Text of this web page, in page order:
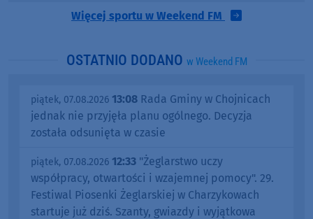
Więcej sportu w Weekend FM
OSTATNIO DODANO w Weekend FM
piątek, 07.08.2026 13:08 Rada Gminy w Chojnicach
jednak nie przyjęła planu ogólnego. Decyzja
została odsunięta w czasie
piątek, 07.08.2026 12:33 "Żeglarstwo uczy
współpracy, otwartości i wzajemnej pomocy". 29.
Festiwal Piosenki Żeglarskiej w Charzykowach
startuje już dziś. Szanty, gwiazdy i wyjątkowa